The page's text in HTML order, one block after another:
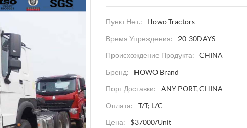
Пункт Нет.:
Howo Tractors
Время Упреждения:
20-30DAYS
Происхождение Продукта:
CHINA
Бренд:
HOWO Brand
Порт Доставки:
ANY PORT, CHINA
Оплата:
T/T; L/C
Цена:
$37000/Unit